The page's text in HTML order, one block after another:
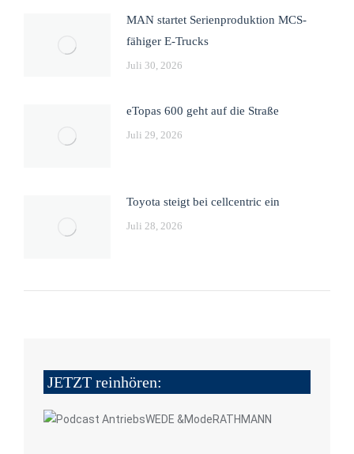
MAN startet Serienproduktion MCS-
fähiger E-Trucks
Juli 30, 2026
eTopas 600 geht auf die Straße
Juli 29, 2026
Toyota steigt bei cellcentric ein
Juli 28, 2026
JETZT reinhören: